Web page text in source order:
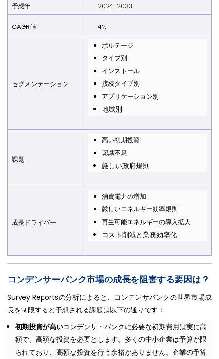
予想年 2024-2033
CAGR値 4%
セグメンテーション
ボルテージ
タイプ別
インストール
接続タイプ別
アプリケーション別
地域別
課題
高い初期投資
認識不足
厳しい政府規則
成長ドライバー
消費電力の増加
厳しいエネルギー効率規則
再生可能エネルギーの導入拡大
コスト削減と業務効率化
コンデンサーバンク市場の成長を阻害する要因は ？
Survey Reportsの分析によると、コンデンサバンクの世界市場成
長を制限すると予想される課題は以下の通りです：
初期投資が高いコンデンサ・バンクに必要な初期費用は実に高
額で、高額な投資を必要とします。多くの中小企業は予算が限
られており、高額な投資を行う余裕がありません。企業の予算